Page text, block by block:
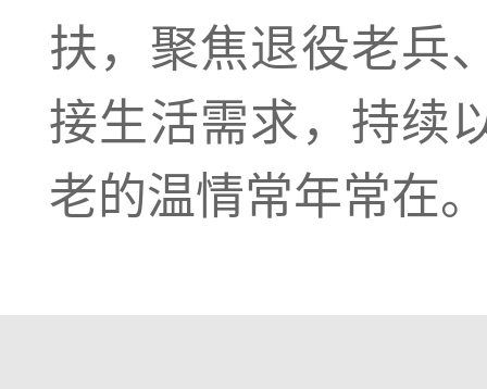
扶，聚焦退役老兵
接生活需求，持续
老的温情常年常在